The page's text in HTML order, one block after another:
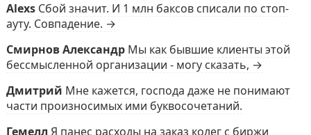
Alexs Сбой значит. И 1 млн баксов списали по стоп-
ауту. Совпадение. →
Смирнов Александр Мы как бывшие клиенты этой
бессмысленной организации - могу сказать, →
Дмитрий Мне кажется, господа даже не понимают
части произносимых ими буквосочетаний.
Гемелл Я панес расходы на заказ колег с биржи